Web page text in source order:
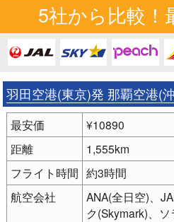
5社から比較！
羽田空港(東京)発 那覇空港(
最安価
¥10890
距離
1,555km
フライト時間 約3時間
航空会社
ANA(全日空)、
ク(Skymark)、